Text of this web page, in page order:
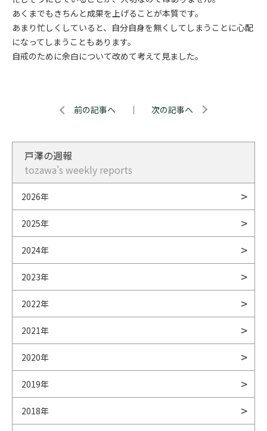
あくまでもきちんと成果を上げることが本質です。
あまり忙しくしていると、自分自身を無くしてしまうことに心配
になってしまうこともあります。
自戒のために余白について改めて考えて見ました。
前の記事へ ｜ 次の記事へ
戸澤の週報
tozawa's weekly reports
2026年
2025年
2024年
2023年
2022年
2021年
2020年
2019年
2018年